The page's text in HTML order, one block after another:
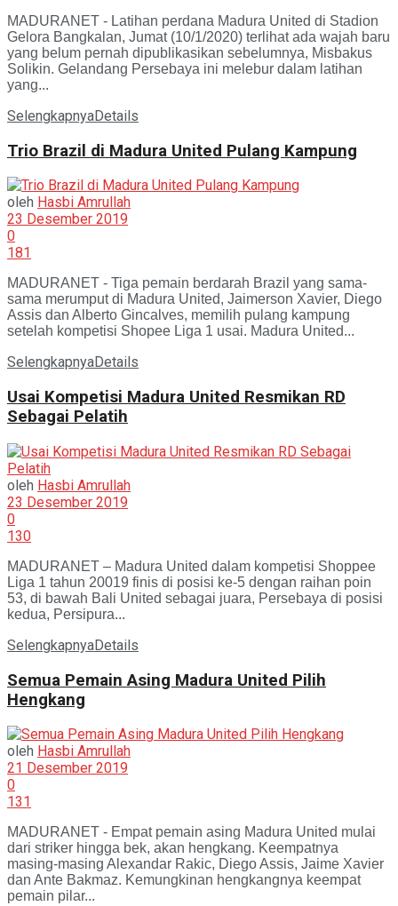
MADURANET - Latihan perdana Madura United di Stadion
Gelora Bangkalan, Jumat (10/1/2020) terlihat ada wajah baru
yang belum pernah dipublikasikan sebelumnya, Misbakus
Solikin. Gelandang Persebaya ini melebur dalam latihan
yang...
SelengkapnyaDetails
Trio Brazil di Madura United Pulang Kampung
oleh Hasbi Amrullah
23 Desember 2019
0
181
MADURANET - Tiga pemain berdarah Brazil yang sama-
sama merumput di Madura United, Jaimerson Xavier, Diego
Assis dan Alberto Gincalves, memilih pulang kampung
setelah kompetisi Shopee Liga 1 usai. Madura United...
SelengkapnyaDetails
Usai Kompetisi Madura United Resmikan RD
Sebagai Pelatih
oleh Hasbi Amrullah
23 Desember 2019
0
130
MADURANET – Madura United dalam kompetisi Shoppee
Liga 1 tahun 20019 finis di posisi ke-5 dengan raihan poin
53, di bawah Bali United sebagai juara, Persebaya di posisi
kedua, Persipura...
SelengkapnyaDetails
Semua Pemain Asing Madura United Pilih
Hengkang
oleh Hasbi Amrullah
21 Desember 2019
0
131
MADURANET - Empat pemain asing Madura United mulai
dari striker hingga bek, akan hengkang. Keempatnya
masing-masing Alexandar Rakic, Diego Assis, Jaime Xavier
dan Ante Bakmaz. Kemungkinan hengkangnya keempat
pemain pilar...